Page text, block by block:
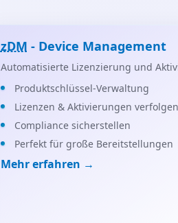
zDM - Device Management
Automatisierte Lizenzierung und
Produktschlüssel-Verwaltung
Lizenzen & Aktivierungen verfolgen
Compliance sicherstellen
Perfekt für große Bereitstellungen
Mehr erfahren →